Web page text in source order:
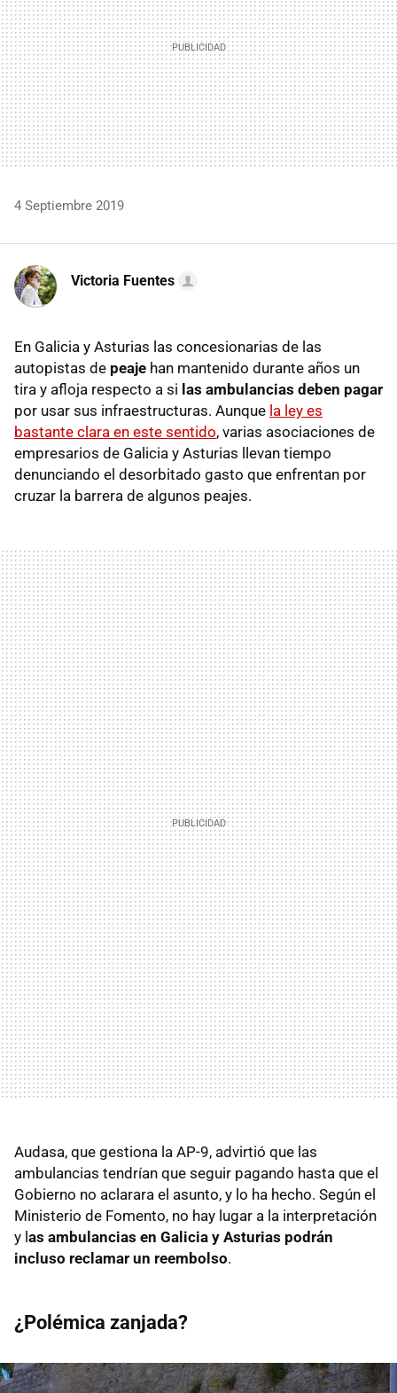
4 Septiembre 2019
Victoria Fuentes
En Galicia y Asturias las concesionarias de las
autopistas de peaje han mantenido durante años un
tira y afloja respecto a si las ambulancias deben pagar
por usar sus infraestructuras. Aunque la ley es
bastante clara en este sentido, varias asociaciones de
empresarios de Galicia y Asturias llevan tiempo
denunciando el desorbitado gasto que enfrentan por
cruzar la barrera de algunos peajes.
Audasa, que gestiona la AP-9, advirtió que las
ambulancias tendrían que seguir pagando hasta que el
Gobierno no aclarara el asunto, y lo ha hecho. Según el
Ministerio de Fomento, no hay lugar a la interpretación
y las ambulancias en Galicia y Asturias podrán
incluso reclamar un reembolso.
¿Polémica zanjada?